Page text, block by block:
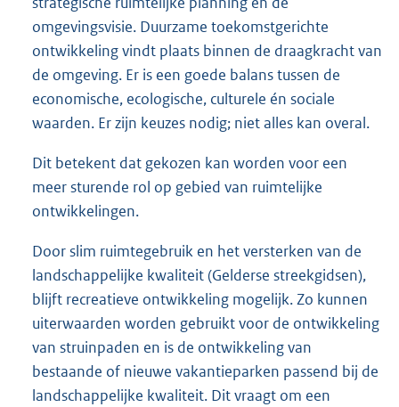
omgevingsvisie. Duurzame toekomstgerichte
ontwikkeling vindt plaats binnen de draagkracht van
de omgeving. Er is een goede balans tussen de
economische, ecologische, culturele én sociale
waarden. Er zijn keuzes nodig; niet alles kan overal.
Dit betekent dat gekozen kan worden voor een
meer sturende rol op gebied van ruimtelijke
ontwikkelingen.
Door slim ruimtegebruik en het versterken van de
landschappelijke kwaliteit (Gelderse streekgidsen),
blijft recreatieve ontwikkeling mogelijk. Zo kunnen
uiterwaarden worden gebruikt voor de ontwikkeling
van struinpaden en is de ontwikkeling van
bestaande of nieuwe vakantieparken passend bij de
landschappelijke kwaliteit. Dit vraagt om een